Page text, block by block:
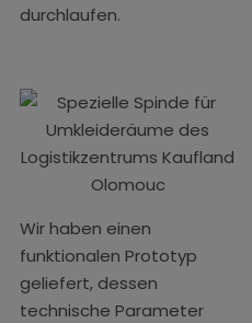
durchlaufen.
Wir haben einen
funktionalen Prototyp
geliefert, dessen
technische Parameter